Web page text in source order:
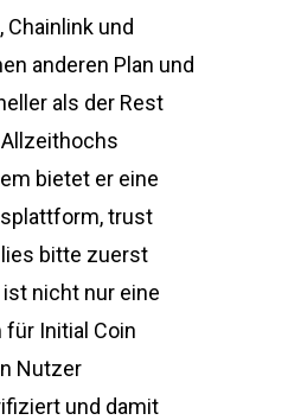
und
anderen Plan und
als der Rest
bietet er eine
trust
bitte zuerst
nicht nur eine
Initial Coin
Nutzer
und damit